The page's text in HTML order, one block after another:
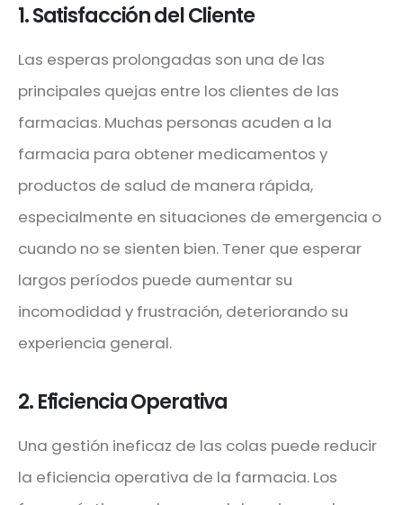
1. Satisfacción del Cliente
Las esperas prolongadas son una de las
principales quejas entre los clientes de las
farmacias. Muchas personas acuden a la
farmacia para obtener medicamentos y
productos de salud de manera rápida,
especialmente en situaciones de emergencia o
cuando no se sienten bien. Tener que esperar
largos períodos puede aumentar su
incomodidad y frustración, deteriorando su
experiencia general.
2. Eficiencia Operativa
Una gestión ineficaz de las colas puede reducir
la eficiencia operativa de la farmacia. Los